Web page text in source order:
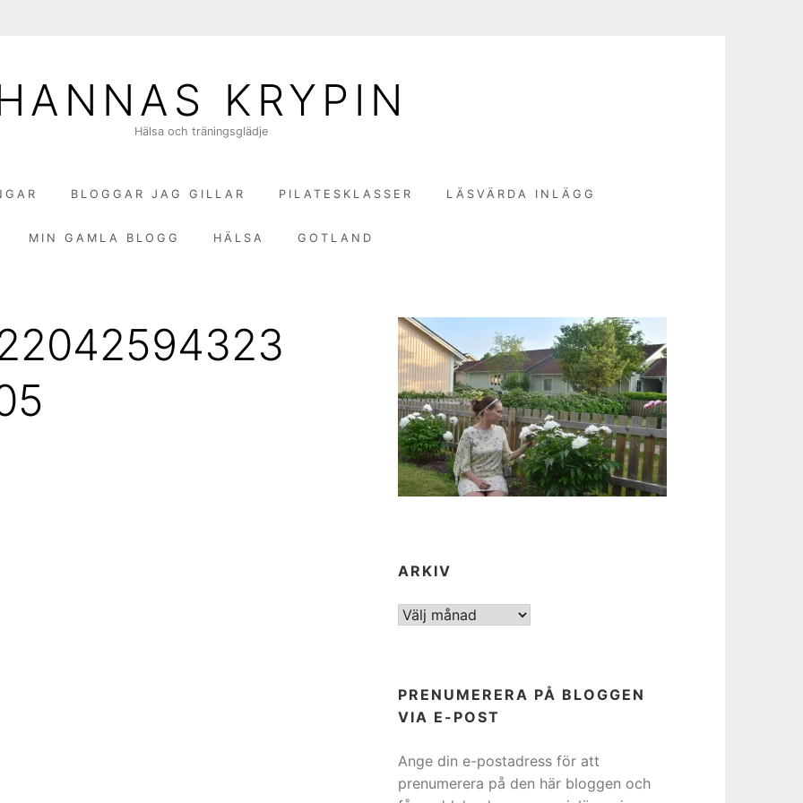
KRYPIN
Hälsa och träningsglädje
BLOGGAR JAG GILLAR PILATESKLASSER LÄSVÄRDA INLÄGG
MIN GAMLA BLOGG HÄLSA GOTLAND
ARKIV
ARKIV
PRENUMERERA PÅ BLOGGEN
VIA E-POST
Ange din e-postadress för att
prenumerera på den här bloggen och